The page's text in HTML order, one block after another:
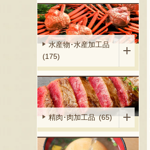
水産物･水産加工品
(175)
精肉･肉加工品 (65)